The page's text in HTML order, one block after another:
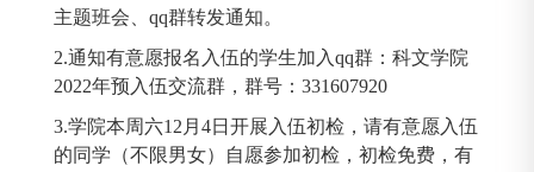
主题班会、qq群转发通知。
2.通知有意愿报名入伍的学生加入qq群：科文学院
2022年预入伍交流群，群号：331607920
3.学院本周六12月4日开展入伍初检，请有意愿入伍
的同学（不限男女）自愿参加初检，初检免费，有